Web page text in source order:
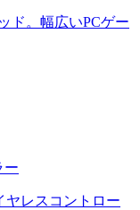
ド。幅広いPCゲー
ー
ヤレスコントロー